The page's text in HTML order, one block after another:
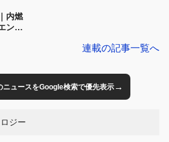
内燃
ンジ
連載の記事一覧へ
ニュースをGoogle検索で優先表示→
ジー